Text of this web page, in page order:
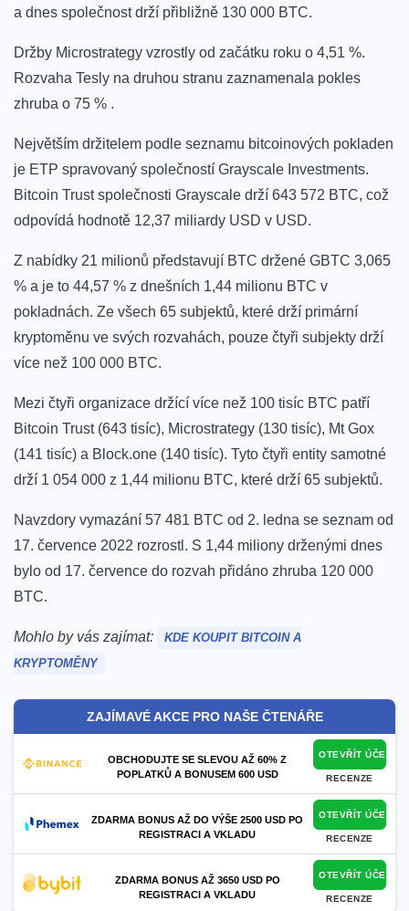
a dnes společnost drží přibližně 130 000 BTC.
Držby Microstrategy vzrostly od začátku roku o 4,51 %.
Rozvaha Tesly na druhou stranu zaznamenala pokles
zhruba o 75 % .
Největším držitelem podle seznamu bitcoinových pokladen
je ETP spravovaný společností Grayscale Investments.
Bitcoin Trust společnosti Grayscale drží 643 572 BTC, což
odpovídá hodnotě 12,37 miliardy USD v USD.
Z nabídky 21 milionů představují BTC držené GBTC 3,065
% a je to 44,57 % z dnešních 1,44 milionu BTC v
pokladnách. Ze všech 65 subjektů, které drží primární
kryptoměnu ve svých rozvahách, pouze čtyři subjekty drží
více než 100 000 BTC.
Mezi čtyři organizace držící více než 100 tisíc BTC patří
Bitcoin Trust (643 tisíc), Microstrategy (130 tisíc), Mt Gox
(141 tisíc) a Block.one (140 tisíc). Tyto čtyři entity samotné
drží 1 054 000 z 1,44 milionu BTC, které drží 65 subjektů.
Navzdory vymazání 57 481 BTC od 2. ledna se seznam od
17. července 2022 rozrostl. S 1,44 miliony drženými dnes
bylo od 17. července do rozvah přidáno zhruba 120 000
BTC.
Mohlo by vás zajímat:
KDE KOUPIT BITCOIN A
KRYPTOMĚNY
ZAJÍMAVÉ AKCE PRO NAŠE ČTENÁŘE
OBCHODUJTE SE SLEVOU AŽ 60% Z
POPLATKŮ A BONUSEM 600 USD
OTEVŘÍT ÚČET
RECENZE
ZDARMA BONUS AŽ DO VÝŠE 2500 USD PO
REGISTRACI A VKLADU
OTEVŘÍT ÚČET
RECENZE
ZDARMA BONUS AŽ 3650 USD PO
REGISTRACI A VKLADU
OTEVŘÍT ÚČET
RECENZE